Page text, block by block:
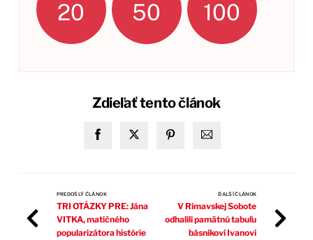
20 50 100
Zdieľať tento článok
PREDOŠLÝ ČLÁNOK
TRI OTÁZKY PRE: Jána
VITKA, matičného
popularizátora histórie
ĎALŠÍ ČLÁNOK
V Rimavskej Sobote
odhalili pamätnú tabuľu
básnikovi Ivanovi